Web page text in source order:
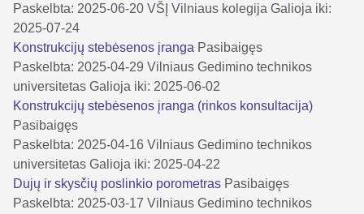
Paskelbta: 2025-06-20 VŠĮ Vilniaus kolegija Galioja iki:
2025-07-24
Konstrukcijų stebėsenos įranga Pasibaigęs
Paskelbta: 2025-04-29 Vilniaus Gedimino technikos
universitetas Galioja iki: 2025-06-02
Konstrukcijų stebėsenos įranga (rinkos konsultacija)
Pasibaigęs
Paskelbta: 2025-04-16 Vilniaus Gedimino technikos
universitetas Galioja iki: 2025-04-22
Dujų ir skysčių poslinkio porometras Pasibaigęs
Paskelbta: 2025-03-17 Vilniaus Gedimino technikos